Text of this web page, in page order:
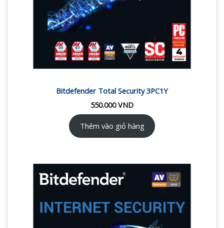
Bitdefender Total Security 3PC1Y
550.000VND
Thêm vào giỏ hàng